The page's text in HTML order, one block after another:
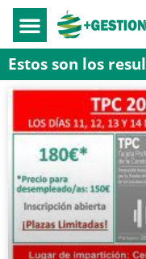
Estos son los